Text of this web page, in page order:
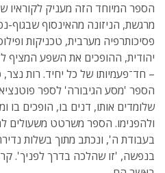
הספר המיוחד הזה מעניק לקוראיו
מרגשת, הניזונה מהאינסוף שבגוף-
פסיכותרפיה מערבית, טכניקות
יהודית, ההופכים את השפע המציף
– חד־פעמיותו של כל יחיד. רות נצר,
הספר 'מסע הגיבורה' לספר
שלומדים אותו, דנים בו, הופכים בו
ולהפנימו. הספר משרטט משעולים
בעבודת ה', ונכתב מתוך בשלות
בנפשה, 'זו שהלכה בדרך לפניך'.